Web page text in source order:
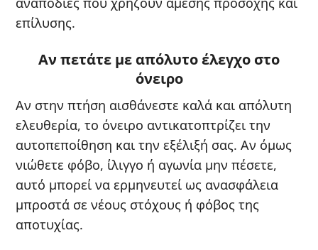
επίλυσης.
Αν πετάτε με απόλυτο έλεγχο στο
όνειρο
Αν στην πτήση αισθάνεστε καλά και απόλυτη
ελευθερία, το όνειρο αντικατοπτρίζει την
αυτοπεποίθηση και την εξέλιξή σας. Αν όμως
νιώθετε φόβο, ίλιγγο ή αγωνία μην πέσετε,
αυτό μπορεί να ερμηνευτεί ως ανασφάλεια
μπροστά σε νέους στόχους ή φόβος της
αποτυχίας.